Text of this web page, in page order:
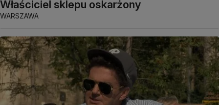
Właściciel sklepu oskarżony
WARSZAWA